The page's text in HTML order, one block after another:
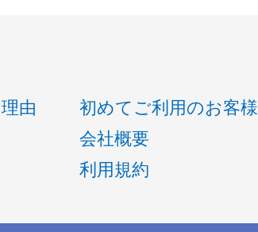
由
初めてご利用のお客様
会社概要
利用規約